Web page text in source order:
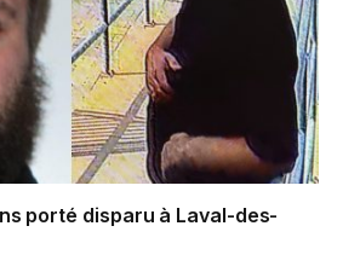
porté disparu à Laval-des-